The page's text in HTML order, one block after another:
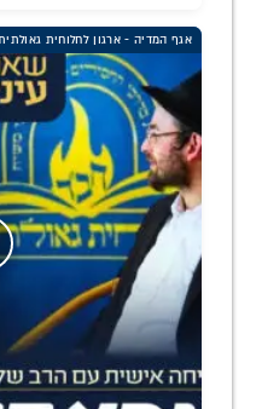
אגף המדיה - ארגון לחלוחית